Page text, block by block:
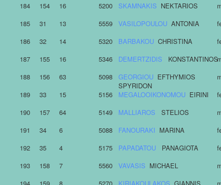
184
154 16 5200 SKAMNAKIS NEKTARIOS
185
31 13 5559 VASILOPOULOU ANTONIA
186
32 14 5320 BARBAKOU CHRISTINA
187
155 16 5346 DEMERTZIDIS KONSTANTINOS
188
156 63 5098 GEORGIOU EFTHYMIOS
SPYRIDON
189
33 15 5156 MEGALOOIKONOMOU EIRINI
190
157 64 5149 MALLIAROS STELIOS
191
34 6 5088 FANOURAKI MARINA
192
35 4 5175 PAPADATOU PANAGIOTA
193
158 7 5560 VAVASIS MICHAEL